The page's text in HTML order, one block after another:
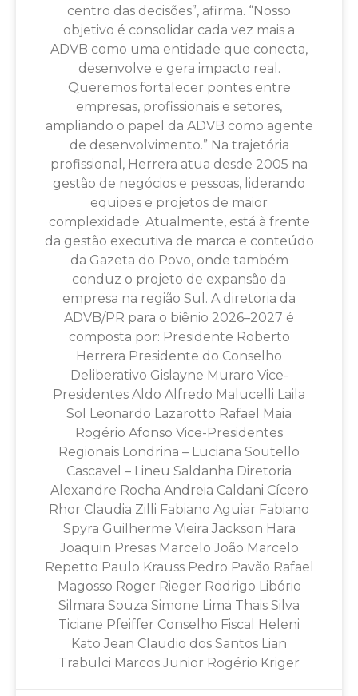
centro das decisões”, afirma. “Nosso
objetivo é consolidar cada vez mais a
ADVB como uma entidade que conecta,
desenvolve e gera impacto real.
Queremos fortalecer pontes entre
empresas, profissionais e setores,
ampliando o papel da ADVB como agente
de desenvolvimento.” Na trajetória
profissional, Herrera atua desde 2005 na
gestão de negócios e pessoas, liderando
equipes e projetos de maior
complexidade. Atualmente, está à frente
da gestão executiva de marca e conteúdo
da Gazeta do Povo, onde também
conduz o projeto de expansão da
empresa na região Sul. A diretoria da
ADVB/PR para o biênio 2026–2027 é
composta por: Presidente Roberto
Herrera Presidente do Conselho
Deliberativo Gislayne Muraro Vice-
Presidentes Aldo Alfredo Malucelli Laila
Sol Leonardo Lazarotto Rafael Maia
Rogério Afonso Vice-Presidentes
Regionais Londrina – Luciana Soutello
Cascavel – Lineu Saldanha Diretoria
Alexandre Rocha Andreia Caldani Cícero
Rhor Claudia Zilli Fabiano Aguiar Fabiano
Spyra Guilherme Vieira Jackson Hara
Joaquin Presas Marcelo João Marcelo
Repetto Paulo Krauss Pedro Pavão Rafael
Magosso Roger Rieger Rodrigo Libório
Silmara Souza Simone Lima Thais Silva
Ticiane Pfeiffer Conselho Fiscal Heleni
Kato Jean Claudio dos Santos Lian
Trabulci Marcos Junior Rogério Kriger